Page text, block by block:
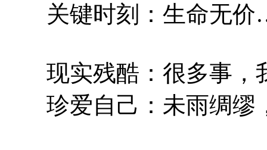
关键时刻：生命无
现实残酷：很多事，
珍爱自己：未雨绸缪